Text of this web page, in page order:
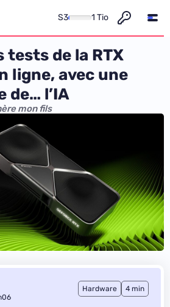
S3 1 Tio
tests de la RTX
ligne, avec une
de… l’IA
mon fils
Hardware 4 min